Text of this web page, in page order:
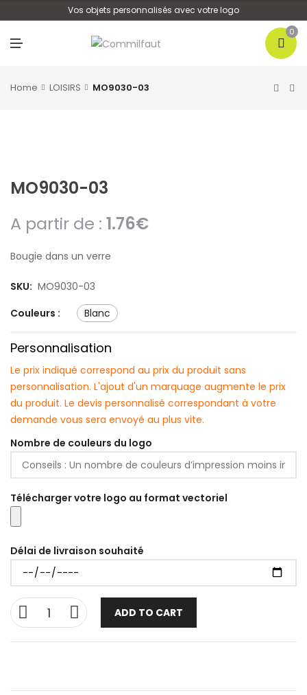
Vos objets personnalisés avec votre logo
0
Home LOISIRS MO9030-03
MO9030-03
A partir de : 1.76€
Bougie dans un verre
SKU: MO9030-03
Couleurs :
blanc
Personnalisation
Le prix indiqué correspond au prix du produit sans
personnalisation. L'ajout d'un marquage augmente le prix
du produit. Le devis personnalisé correspondant à votre
demande vous sera envoyé au plus vite.
Nombre de couleurs du logo
Télécharger votre logo au format vectoriel
Délai de livraison souhaité
ADD TO CART